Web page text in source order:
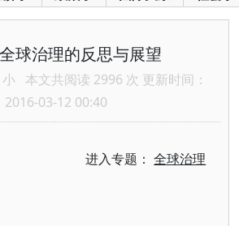
球治理的反思与展望
小 本文共阅读 2996 次 更新时间：
2016-03-12 00:40
进入专题：全球治理